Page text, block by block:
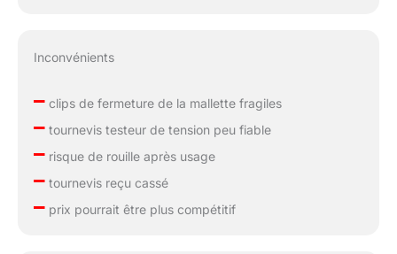
Inconvénients
–clips de fermeture de la mallette fragiles
–tournevis testeur de tension peu fiable
–risque de rouille après usage
–tournevis reçu cassé
–prix pourrait être plus compétitif